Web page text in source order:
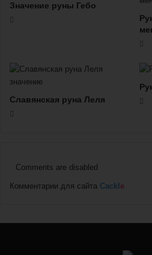
Значение руны Гебо
Славянская руна Леля
Comments are disabled
Комментарии для сайта Cackl e